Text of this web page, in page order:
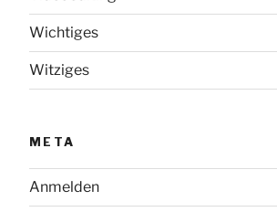
Wichtiges
Witziges
META
Anmelden